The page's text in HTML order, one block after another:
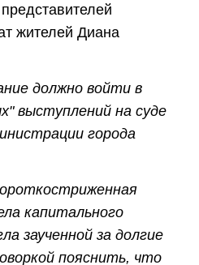
жителей Диана
должно войти в
выступлений на суде
города
капитального
заученной за долгие
пояснить, что